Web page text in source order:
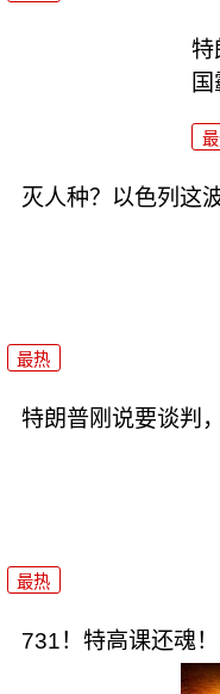
特
灭人种？以色列这
最热
特朗普刚说要谈判
最热
731！特高课还魂